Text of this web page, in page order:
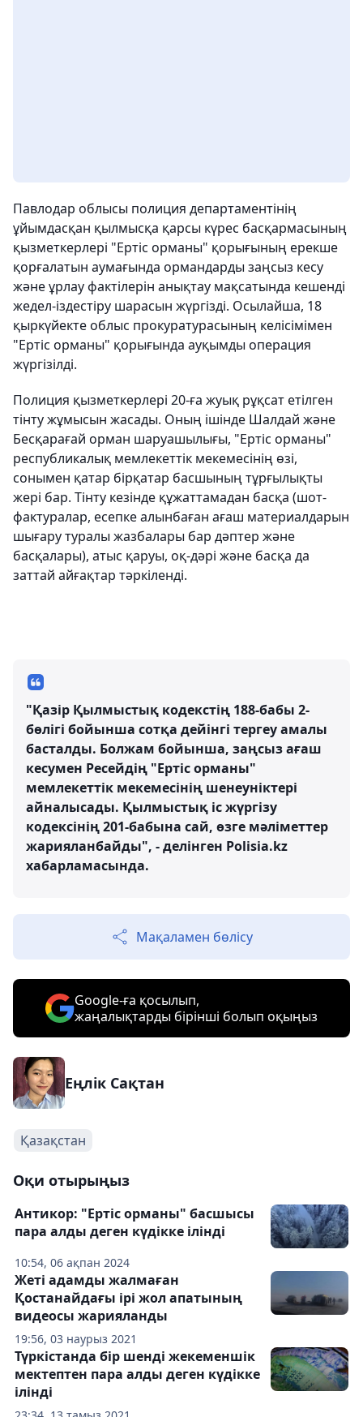
Павлодар облысы полиция департаментінің
ұйымдасқан қылмысқа қарсы күрес басқармасының
қызметкерлері "Ертіс орманы" қорығының ерекше
қорғалатын аумағында ормандарды заңсыз кесу
және ұрлау фактілерін анықтау мақсатында кешенді
жедел-іздестіру шарасын жүргізді. Осылайша, 18
қыркүйекте облыс прокуратурасының келісімімен
"Ертіс орманы" қорығында ауқымды операция
жүргізілді.
Полиция қызметкерлері 20-ға жуық рұқсат етілген
тінту жұмысын жасады. Оның ішінде Шалдай және
Бесқарағай орман шаруашылығы, "Ертіс орманы"
республикалық мемлекеттік мекемесінің өзі,
сонымен қатар бірқатар басшының тұрғылықты
жері бар. Тінту кезінде құжаттамадан басқа (шот-
фактуралар, есепке алынбаған ағаш материалдарын
шығару туралы жазбалары бар дәптер және
басқалары), атыс қаруы, оқ-дәрі және басқа да
заттай айғақтар тәркіленді.
"Қазір Қылмыстық кодекстің 188-бабы 2-
бөлігі бойынша сотқа дейінгі тергеу амалы
басталды. Болжам бойынша, заңсыз ағаш
кесумен Ресейдің "Ертіс орманы"
мемлекеттік мекемесінің шенеуніктері
айналысады. Қылмыстық іс жүргізу
кодексінің 201-бабына сай, өзге мәліметтер
жарияланбайды", - делінген Polisia.kz
хабарламасында.
Мақаламен бөлісу
Google-ға қосылып,
жаңалықтарды бірінші болып оқыңыз
Еңлік Сақтан
Қазақстан
Оқи отырыңыз
10:54, 06 ақпан 2024
Антикор: "Ертіс орманы" басшысы
пара алды деген күдікке ілінді
19:56, 03 наурыз 2021
Жеті адамды жалмаған
Қостанайдағы ірі жол апатының
видеосы жарияланды
Түркістанда бір шенді жекеменшік
мектептен пара алды деген күдікке
ілінді